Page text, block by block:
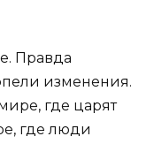
Правда
изменения.
где царят
где люди